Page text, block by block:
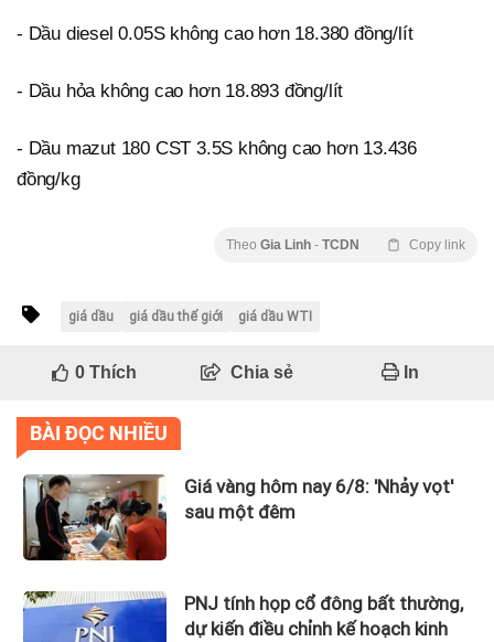
- Dầu diesel 0.05S không cao hơn 18.380 đồng/lít
- Dầu hỏa không cao hơn 18.893 đồng/lít
- Dầu mazut 180 CST 3.5S không cao hơn 13.436
đồng/kg
Theo Gia Linh - TCDN Copy link
giá dầu giá dầu thế giới giá dầu WTI
0Thích Chia sẻ In
BÀI ĐỌC NHIỀU
Giá vàng hôm nay 6/8: 'Nhảy vọt'
sau một đêm
PNJ tính họp cổ đông bất thường,
dự kiến điều chỉnh kế hoạch kinh